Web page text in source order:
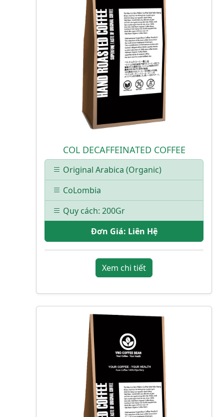
COL DECAFFEINATED COFFEE
Original Arabica (Organic)
CoLombia
Quy cách: 200Gr
Đơn Giá: Liên Hệ
Xem chi tiết